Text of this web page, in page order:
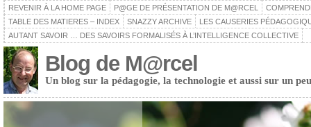
REVENIR À LA HOME PAGE P@GE DE PRÉSENTATION DE M@RCEL
TABLE DES MATIERES – INDEX
SNAZZY ARCHIVE
LES CAUSERIES
AUTANT SAVOIR … DES SAVOIRS FORMALISÉS À L’INTELLIGENCE COLLECTIVE
Blog de M@rcel
Un blog sur la pédagogie, la technologie et aussi sur un